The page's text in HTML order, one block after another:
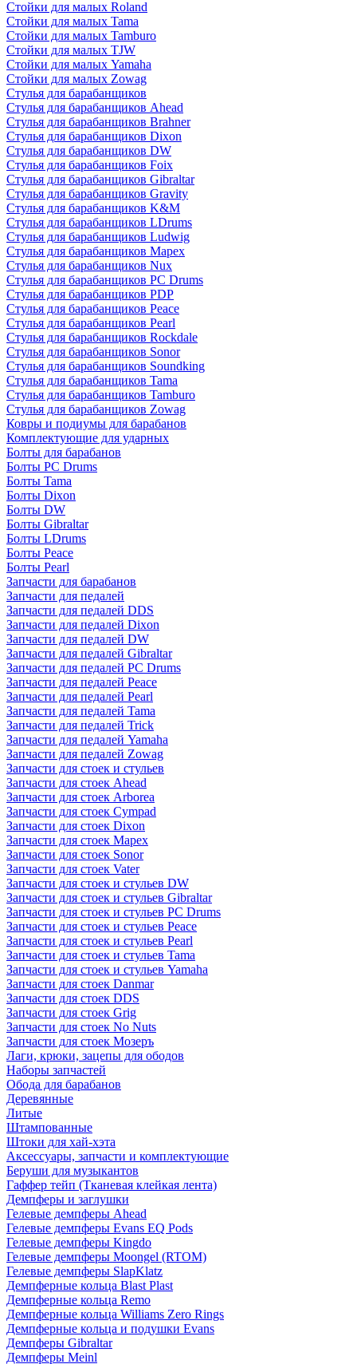
Стойки для малых Roland
Стойки для малых Tama
Стойки для малых Tamburo
Стойки для малых TJW
Стойки для малых Yamaha
Стойки для малых Zowag
Стулья для барабанщиков
Стулья для барабанщиков Ahead
Стулья для барабанщиков Brahner
Стулья для барабанщиков Dixon
Стулья для барабанщиков DW
Стулья для барабанщиков Foix
Стулья для барабанщиков Gibraltar
Стулья для барабанщиков Gravity
Стулья для барабанщиков K&M
Стулья для барабанщиков LDrums
Стулья для барабанщиков Ludwig
Стулья для барабанщиков Mapex
Стулья для барабанщиков Nux
Стулья для барабанщиков PC Drums
Стулья для барабанщиков PDP
Стулья для барабанщиков Peace
Стулья для барабанщиков Pearl
Стулья для барабанщиков Rockdale
Стулья для барабанщиков Sonor
Стулья для барабанщиков Soundking
Стулья для барабанщиков Tama
Стулья для барабанщиков Tamburo
Стулья для барабанщиков Zowag
Ковры и подиумы для барабанов
Комплектующие для ударных
Болты для барабанов
Болты PC Drums
Болты Tama
Болты Dixon
Болты DW
Болты Gibraltar
Болты LDrums
Болты Peace
Болты Pearl
Запчасти для барабанов
Запчасти для педалей
Запчасти для педалей DDS
Запчасти для педалей Dixon
Запчасти для педалей DW
Запчасти для педалей Gibraltar
Запчасти для педалей PC Drums
Запчасти для педалей Peace
Запчасти для педалей Pearl
Запчасти для педалей Tama
Запчасти для педалей Trick
Запчасти для педалей Yamaha
Запчасти для педалей Zowag
Запчасти для стоек и стульев
Запчасти для стоек Ahead
Запчасти для стоек Arborea
Запчасти для стоек Cympad
Запчасти для стоек Dixon
Запчасти для стоек Mapex
Запчасти для стоек Sonor
Запчасти для стоек Vater
Запчасти для стоек и стульев DW
Запчасти для стоек и стульев Gibraltar
Запчасти для стоек и стульев PC Drums
Запчасти для стоек и стульев Peace
Запчасти для стоек и стульев Pearl
Запчасти для стоек и стульев Tama
Запчасти для стоек и стульев Yamaha
Запчасти для стоек Danmar
Запчасти для стоек DDS
Запчасти для стоек Grig
Запчасти для стоек No Nuts
Запчасти для стоек Мозеръ
Лаги, крюки, зацепы для ободов
Наборы запчастей
Обода для барабанов
Деревянные
Литые
Штампованные
Штоки для хай-хэта
Аксессуары, запчасти и комплектующие
Беруши для музыкантов
Гаффер тейп (Тканевая клейкая лента)
Демпферы и заглушки
Гелевые демпферы Ahead
Гелевые демпферы Evans EQ Pods
Гелевые демпферы Kingdo
Гелевые демпферы Moongel (RTOM)
Гелевые демпферы SlapKlatz
Демпферные кольца Blast Plast
Демпферные кольца Remo
Демпферные кольца Williams Zero Rings
Демпферные кольца и подушки Evans
Демпферы Gibraltar
Демпферы Meinl